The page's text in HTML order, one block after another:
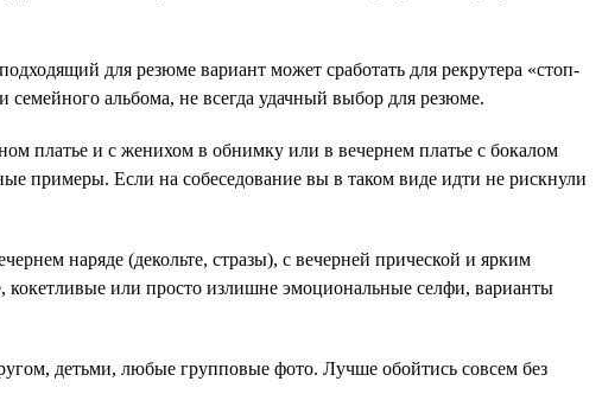
для резюме вариант может сработать для рекрутера «стоп-
альбома, не всегда удачный выбор для резюме.
платье и с женихом в обнимку или в вечернем платье с бокалом
примеры. Если на собеседование вы в таком виде идти не рискнули
наряде (декольте, стразы), с вечерней прической и ярким
или просто излишне эмоциональные селфи, варианты
детьми, любые групповые фото. Лучше обойтись совсем без